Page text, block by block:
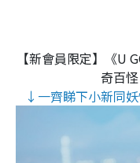
【新會員限定】《U
奇百
↓一齊睇下小新同